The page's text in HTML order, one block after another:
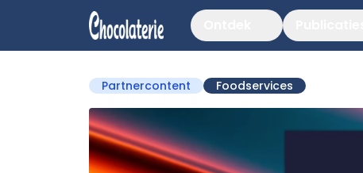
Partnercontent Foodservices